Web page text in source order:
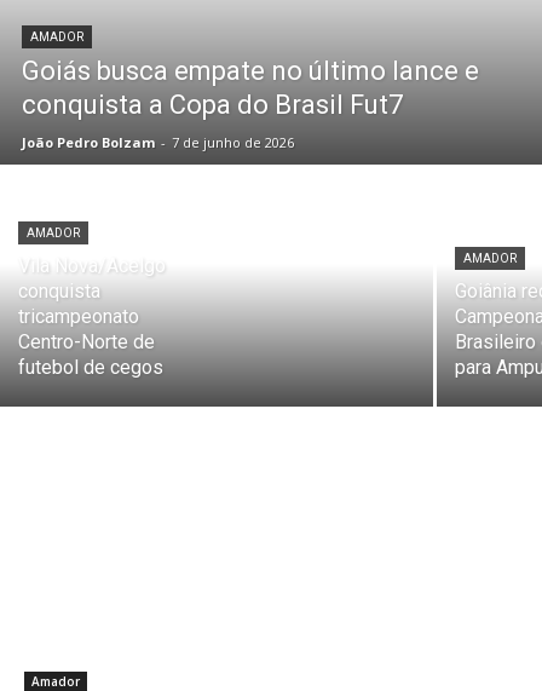
AMADOR
Goiás busca empate no último lance e
conquista a Copa do Brasil Fut7
João Pedro Bolzam - 7 de junho de 2026
AMADOR
Vila Nova/Acelgo
conquista
tricampeonato
Centro-Norte de
futebol de cegos
AMADOR
Goiânia
Brasileiro
para
Amador